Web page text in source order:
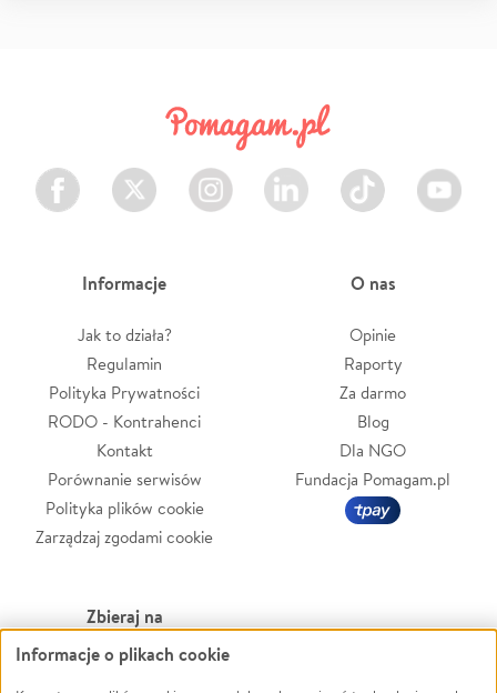
Facebook Twitter Instagram LinkedIn TikTok Youtube
Informacje
Jak to działa?
Regulamin
Polityka Prywatności
RODO - Kontrahenci
Kontakt
Porównanie serwisów
Polityka plików cookie
Zarządzaj zgodami cookie
O nas
Opinie
Raporty
Za darmo
Blog
Dla NGO
Fundacja Pomagam.pl
Zbieraj na
Leczenie
Informacje o plikach cookie